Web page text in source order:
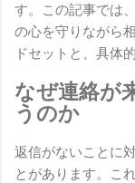
す。この記事では
の心を守りながら
ドセットと、具体
なぜ連絡が
うのか
返信がないことに
とがあります。こ